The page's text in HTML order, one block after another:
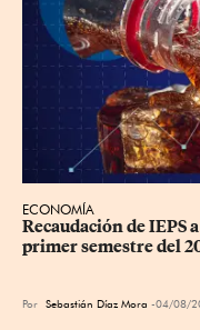
ECONOMÍA
Recaudación de IEPS
primer semestre del
Por Sebastián Díaz Mora 04/08/